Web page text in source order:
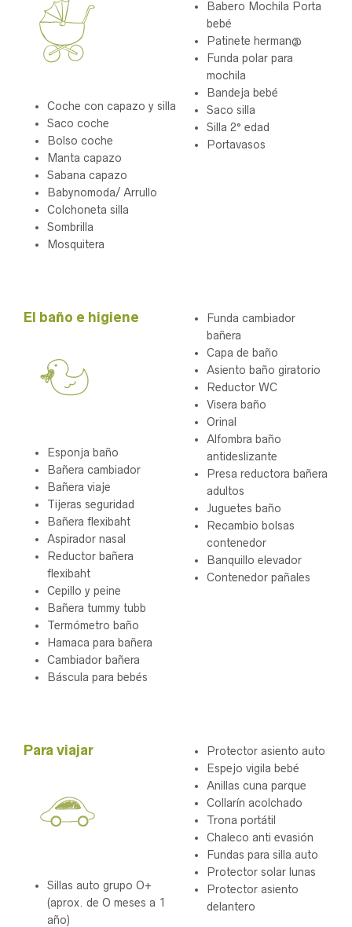
Coche con capazo y silla
Saco coche
Bolso coche
Manta capazo
Sabana capazo
Babynomoda/ Arrullo
Colchoneta silla
Sombrilla
Mosquitera
Babero Mochila Porta
bebé
Patinete herman@
Funda polar para
mochila
Bandeja bebé
Saco silla
Silla 2° edad
Portavasos
El baño e higiene
Esponja baño
Bañera cambiador
Bañera viaje
Tijeras seguridad
Bañera flexibaht
Aspirador nasal
Reductor bañera
flexibaht
Cepillo y peine
Bañera tummy tubb
Termómetro baño
Hamaca para bañera
Cambiador bañera
Báscula para bebés
Funda cambiador
bañera
Capa de baño
Asiento baño giratorio
Reductor WC
Visera baño
Orinal
Alfombra baño
antideslizante
Presa reductora bañera
adultos
Juguetes baño
Recambio bolsas
contenedor
Banquillo elevador
Contenedor pañales
Para viajar
Sillas auto grupo O+
(aprox. de O meses a 1
año)
Protector asiento auto
Espejo vigila bebé
Anillas cuna parque
Collarín acolchado
Trona portátil
Chaleco anti evasión
Fundas para silla auto
Protector solar lunas
Protector asiento
delantero